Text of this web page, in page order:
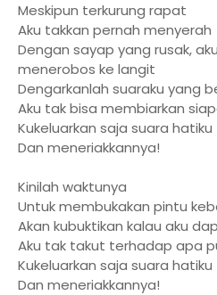
Meskipun terkurung rapat
Aku takkan pernah menyerah
Dengan sayap yang rusak,
menerobos ke langit
Dengarkanlah suaraku yang
Aku tak bisa membiarkan
Kukeluarkan saja suara hatiku
Dan meneriakkannya!
Kinilah waktunya
Untuk membukakan pintu
Akan kubuktikan kalau aku
Aku tak takut terhadap apa
Kukeluarkan saja suara hatiku
Dan meneriakkannya!